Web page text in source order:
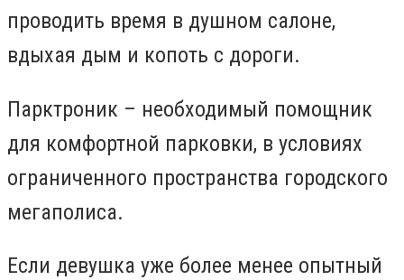
проводить время в душном салоне,
вдыхая дым и копоть с дороги.
Парктроник – необходимый помощник
для комфортной парковки, в условиях
ограниченного пространства городского
мегаполиса.
Если девушка уже более менее опытный